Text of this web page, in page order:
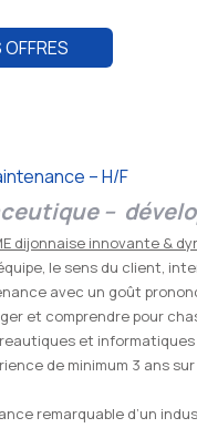
– H/F
–
dijonnaise innovante &
le sens du client,
avec un goût
et comprendre pour
et informatiques
de minimum 3 ans
remarquable d’un